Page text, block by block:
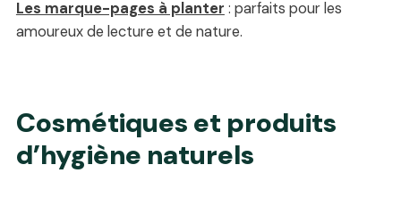
Les marque-pages à planter : parfaits pour les
amoureux de lecture et de nature.
Cosmétiques et produits
d’hygiène naturels